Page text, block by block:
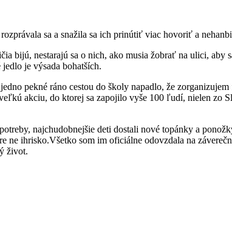
sa a snažila sa ich prinútiť viac hovoriť a
bijú, nestarajú sa o nich, ako musia žobrať na ulici,
je výsada bohatších.
pekné ráno cestou do školy napadlo, že
akciu, do ktorej sa zapojilo vyše 100 ľudí, nielen zo
najchudobnejšie deti dostali nové topánky a
ne ihrisko.Všetko som im oficiálne odovzdala na
život.